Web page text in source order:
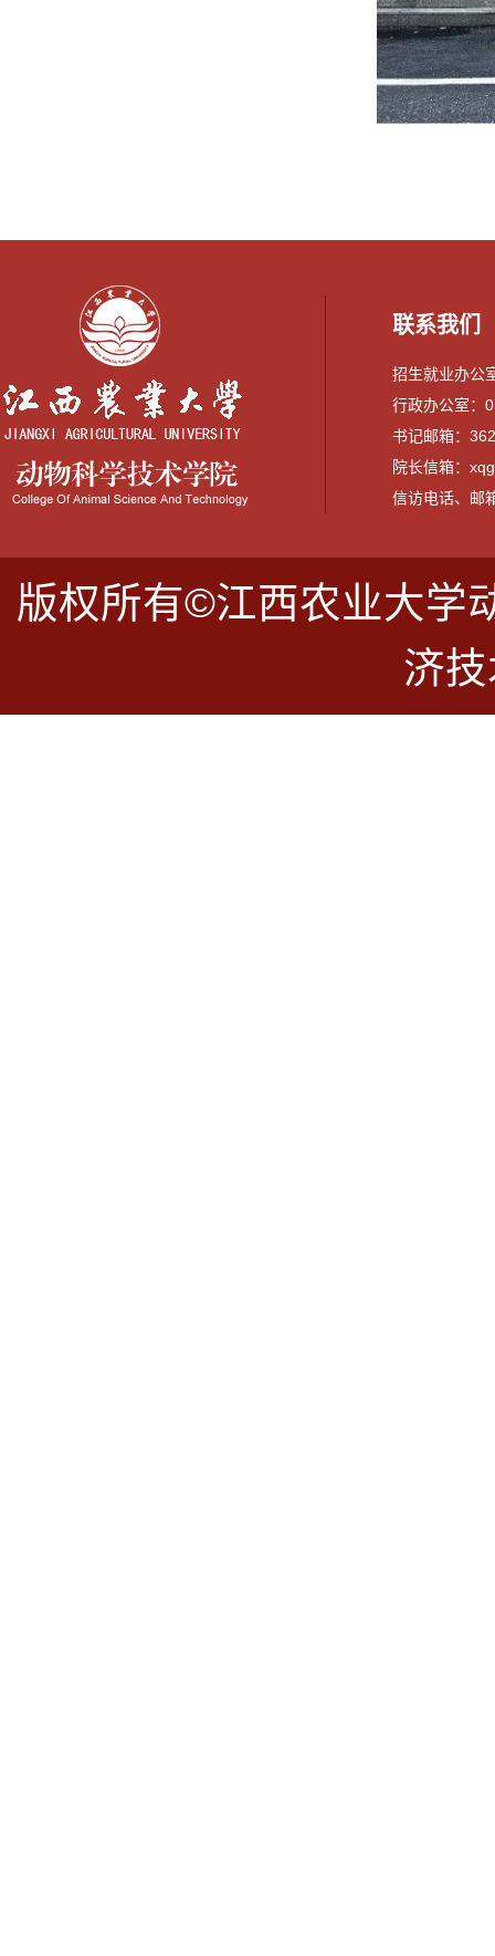
联系我们
招生就业办公
行政办公室：
书记邮箱：
院长信箱：
信访电话、邮
版权所有©江西农业大学
济